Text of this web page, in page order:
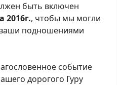
быть включен
2016г., чтобы мы могли
ваши подношениями
событие
дорогого Гуру